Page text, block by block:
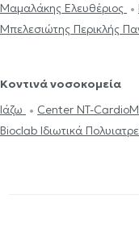
Μαμαλάκης Ελευθέριος
Μπελεσιώτης Περικλής
Κοντινά νοσοκομεία
Ιάζω
Center NT-
Bioclab Ιδιωτικά